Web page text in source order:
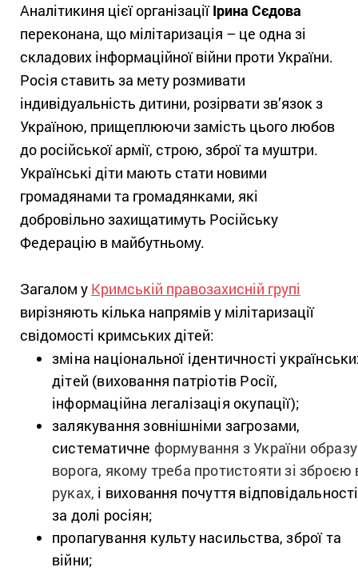
Аналітикиня цієї організаціїІрина Сєдова
переконана, що мілітаризація – це одна зі
складових інформаційної війни проти України.
Росія ставить за мету розмивати
індивідуальність дитини, розірвати зв’язок з
Україною, прищеплюючи замість цього любов
до російської армії, строю, зброї та муштри.
Українські діти мають стати новими
громадянами та громадянками, які
добровільно захищатимуть Російську
Федерацію в майбутньому.
Загалом у Кримській правозахисній групі
вирізняють кілька напрямів у мілітаризації
свідомості кримських дітей:
зміна національної ідентичності
дітей (виховання патріотів Росії,
інформаційна легалізація окупації);
залякування зовнішніми загрозами,
систематичне формування з України образу
ворога, якому треба протистояти зі зброєю
руках, і виховання почуття відповідальності
за долі росіян;
пропагування культу насильства, зброї та
війни;